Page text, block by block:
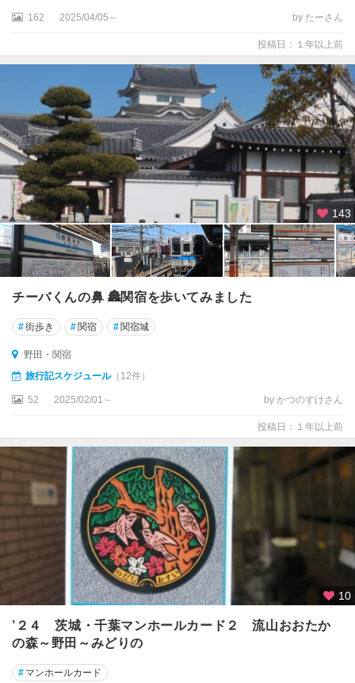
162 2025/04/05～ by たーさん
投稿日：１年以上前
143
チーバくんの鼻 🏯関宿を歩いてみました
#街歩き #関宿 #関宿城
野田・関宿
旅行記スケジュール（12件）
52 2025/02/01～ by かつのすけさん
投稿日：１年以上前
10
’２４ 茨城・千葉マンホールカード２ 流山おおたか
の森～野田～みどりの
# マンホールカード